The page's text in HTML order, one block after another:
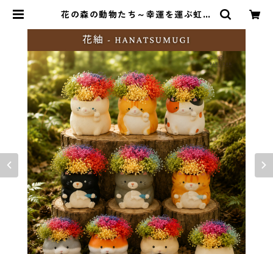
花の森の動物たち～幸運を運ぶ虹色
＆Fleurir petit(フルリールプティ)